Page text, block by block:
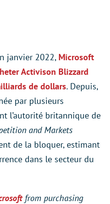
janvier 2022, Microsoft
Activison Blizzard
de dollars. Depuis,
par plusieurs
l’autorité britannique de
and Markets
de la bloquer, estimant
dans le secteur du
from purchasing